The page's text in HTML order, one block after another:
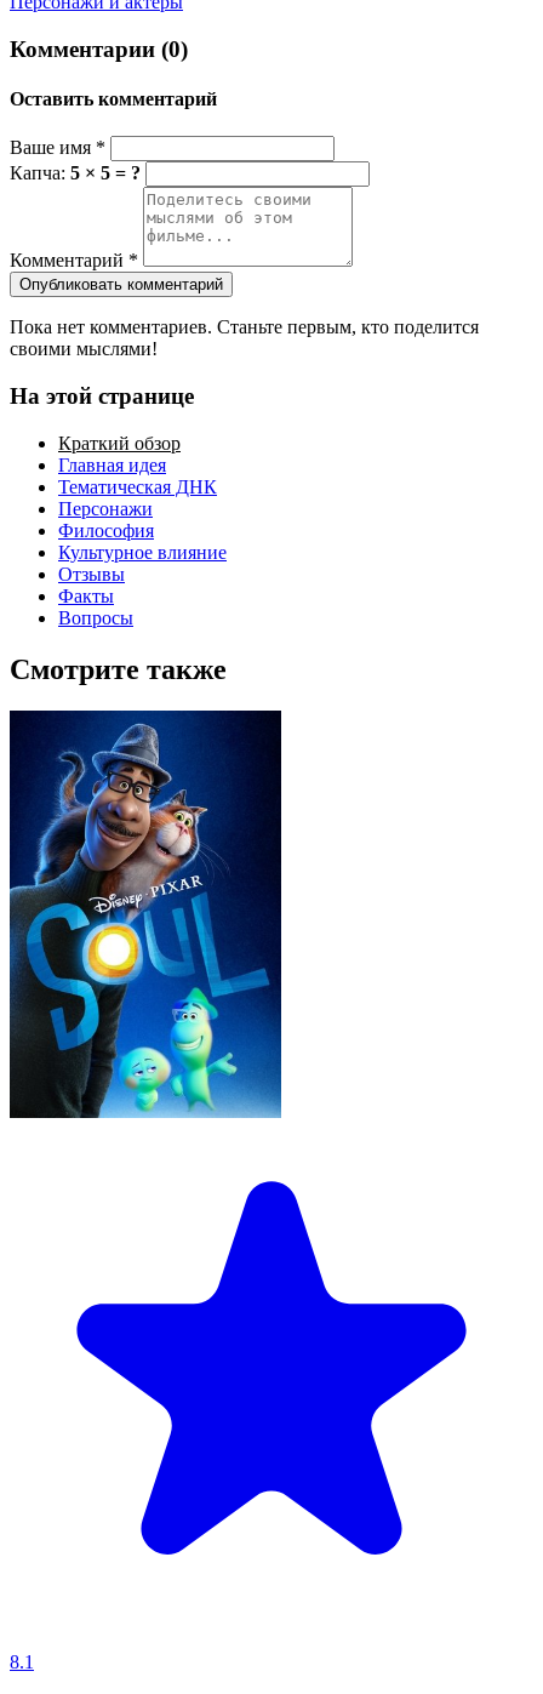
Комментарии (0)
Оставить комментарий
Ваше имя *
Капча: 5 × 5 = ?
Комментарий *
Опубликовать комментарий
Пока нет комментариев. Станьте первым, кто поделится
своими мыслями!
На этой странице
Краткий обзор
Главная идея
Тематическая ДНК
Персонажи
Философия
Культурное влияние
Отзывы
Факты
Вопросы
Смотрите также
8.1